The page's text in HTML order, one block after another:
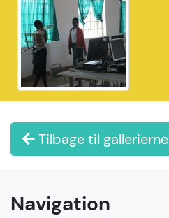
Tilbage til gallerierne
Navigation